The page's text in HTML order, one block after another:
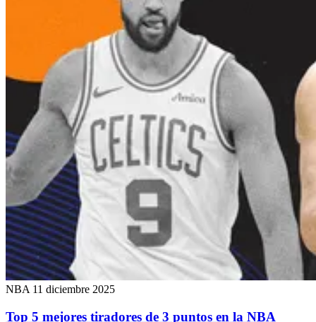
NBA 11 diciembre 2025
Top 5 mejores tiradores de 3 puntos en la NBA